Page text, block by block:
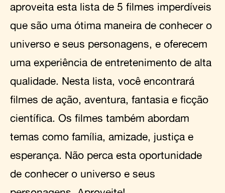
aproveita esta lista de 5 filmes imperdíveis
que são uma ótima maneira de conhecer o
universo e seus personagens, e oferecem
uma experiência de entretenimento de alta
qualidade. Nesta lista, você encontrará
filmes de ação, aventura, fantasia e ficção
científica. Os filmes também abordam
temas como família, amizade, justiça e
esperança. Não perca esta oportunidade
de conhecer o universo e seus